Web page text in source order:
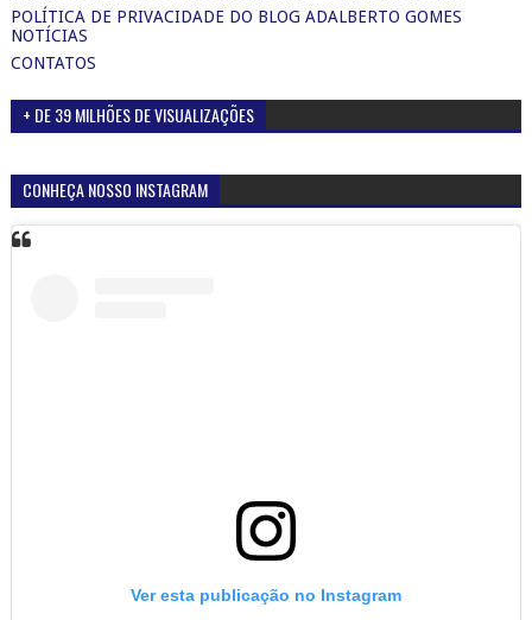
POLÍTICA DE PRIVACIDADE DO BLOG ADALBERTO GOMES
NOTÍCIAS
CONTATOS
+ DE 39 MILHÕES DE VISUALIZAÇÕES
CONHEÇA NOSSO INSTAGRAM
Ver esta publicação no Instagram